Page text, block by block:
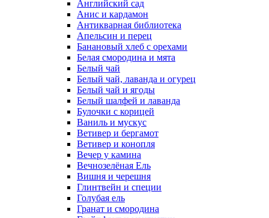
Английский сад
Анис и кардамон
Антикварная библиотека
Апельсин и перец
Банановый хлеб с орехами
Белая смородина и мята
Белый чай
Белый чай, лаванда и огурец
Белый чай и ягоды
Белый шалфей и лаванда
Булочки с корицей
Ваниль и мускус
Ветивер и бергамот
Ветивер и конопля
Вечер у камина
Вечнозелёная Ель
Вишня и черешня
Глинтвейн и специи
Голубая ель
Гранат и смородина